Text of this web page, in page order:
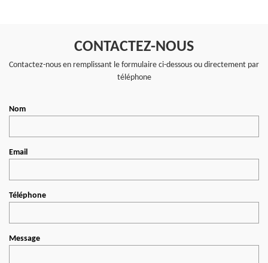
CONTACTEZ-NOUS
Contactez-nous en remplissant le formulaire ci-dessous ou directement par
téléphone
Nom
Email
Téléphone
Message